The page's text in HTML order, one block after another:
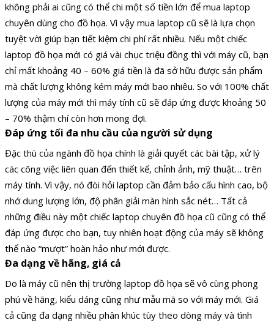
không phải ai cũng có thể chi một số tiền lớn để mua laptop
chuyên dùng cho đồ họa. Vì vậy mua laptop cũ sẽ là lựa chọn
tuyệt vời giúp bạn tiết kiệm chi phí rất nhiều. Nếu một chiếc
laptop đồ họa mới có giá vài chục triệu đồng thì với máy cũ, bạn
chỉ mất khoảng 40 – 60% giá tiền là đã sở hữu được sản phẩm
mà chất lượng không kém máy mới bao nhiêu. So với 100% chất
lượng của máy mới thì máy tính cũ sẽ đáp ứng được khoảng 50
– 70% thậm chí còn hơn mong đợi.
Đáp ứng tối đa nhu cầu của người sử dụng
Đặc thù của ngành đồ họa chính là giải quyết các bài tập, xử lý
các công việc liên quan đến thiết kế, chỉnh ảnh, mỹ thuật… trên
máy tính. Vì vậy, nó đòi hỏi laptop cần đảm bảo cấu hình cao, bộ
nhớ dung lượng lớn, độ phân giải màn hình sắc nét… Tất cả
những điều này một chiếc laptop chuyên đồ họa cũ cũng có thể
đáp ứng được cho bạn, tuy nhiên hoạt động của máy sẽ không
thể nào “mượt” hoàn hảo như mới được.
Đa dạng về hãng, giá cả
Do là máy cũ nên thị trường laptop đồ họa sẽ vô cùng phong
phú về hãng, kiểu dáng cũng như mẫu mã so với máy mới. Giá
cả cũng đa dạng nhiều phân khúc tùy theo dòng máy và tình